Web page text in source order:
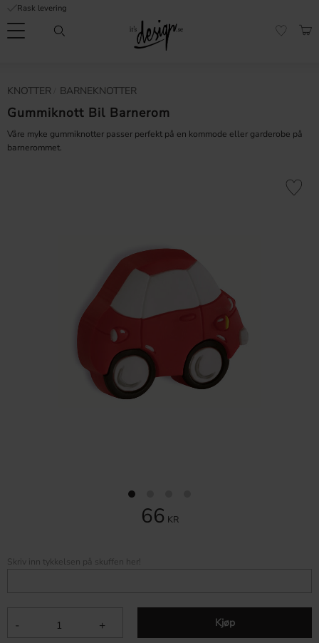
Meny
Rask levering
KNOTTER BARNEKNOTTER
Gummiknott Bil Barnerom
Våre myke gummiknotter passer perfekt på en kommode eller garderobe på
barnerommet.
66 KR
+
- Kjøp
Lagre
Skriv inn tykkelsen på skuffen her!
Vanlige spørsmål